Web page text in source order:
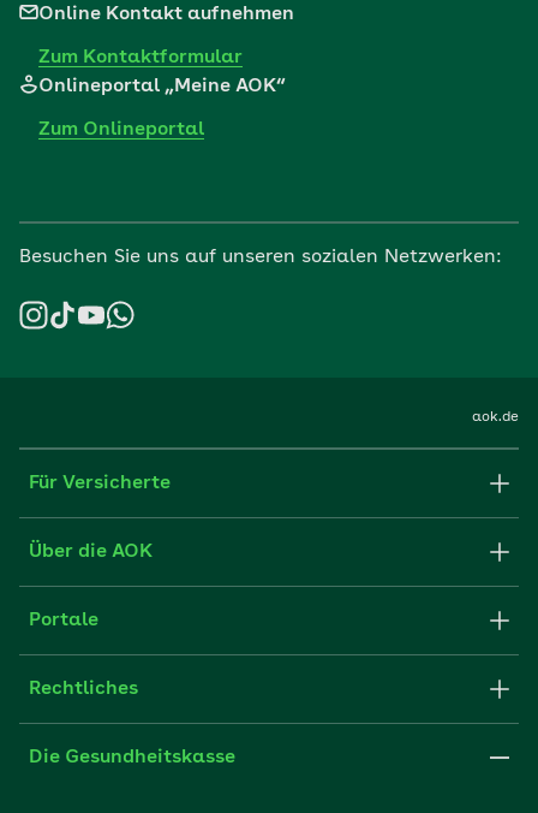
Online Kontakt aufnehmen
Zum Kontaktformular
Onlineportal „Meine AOK“
Zum Onlineportal
Besuchen Sie uns auf unseren sozialen Netzwerken:
aok.de
Für Versicherte
Formulare und Anträge
FAQ
Über die AOK
Struktur & Verwaltung
Partner der AOK
Portale
Fachportal für Arbeitgeber
Rechtliches
Impressum
Die Gesundheitskasse